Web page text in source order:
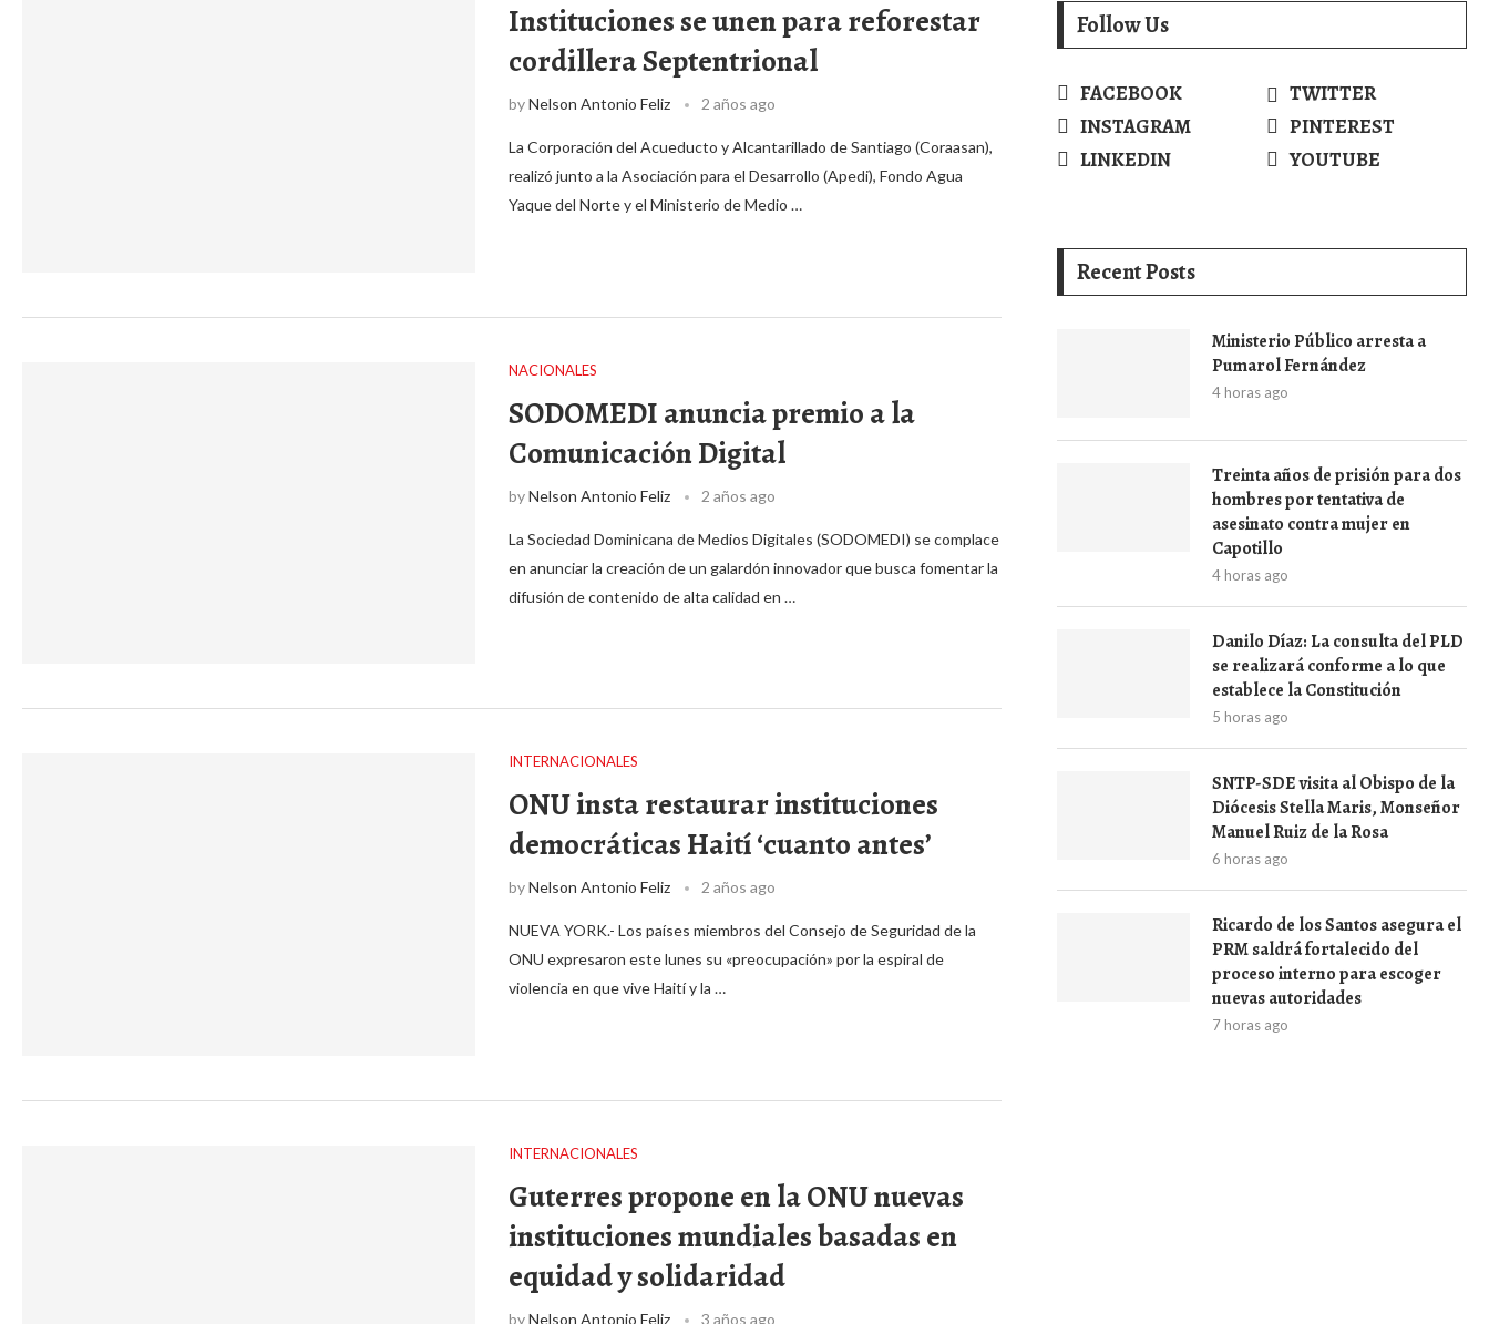
Instituciones se unen para reforestar
cordillera Septentrional
byNelson Antonio Feliz 2 años ago
La Corporación del Acueducto y Alcantarillado de Santiago (Coraasan),
realizó junto a la Asociación para el Desarrollo (Apedi), Fondo Agua
Yaque del Norte y el Ministerio de Medio …
NACIONALES
SODOMEDI anuncia premio a la
Comunicación Digital
byNelson Antonio Feliz 2 años ago
La Sociedad Dominicana de Medios Digitales (SODOMEDI) se complace
en anunciar la creación de un galardón innovador que busca fomentar la
difusión de contenido de alta calidad en …
INTERNACIONALES
ONU insta restaurar instituciones
democráticas Haití ‘cuanto antes’
byNelson Antonio Feliz 2 años ago
NUEVA YORK.- Los países miembros del Consejo de Seguridad de la
ONU expresaron este lunes su «preocupación» por la espiral de
violencia en que vive Haití y la …
INTERNACIONALES
Guterres propone en la ONU nuevas
instituciones mundiales basadas en
equidad y solidaridad
byNelson Antonio Feliz 3 años ago
Follow Us
FACEBOOK
TWITTER
INSTAGRAM
PINTEREST
LINKEDIN
YOUTUBE
Recent Posts
Ministerio Público arresta a
Pumarol Fernández
4 horas ago
Treinta años de prisión para dos
hombres por tentativa de
asesinato contra mujer en
Capotillo
4 horas ago
Danilo Díaz: La consulta del PLD
se realizará conforme a lo que
establece la Constitución
5 horas ago
SNTP-SDE visita al Obispo de la
Diócesis Stella Maris, Monseñor
Manuel Ruiz de la Rosa
6 horas ago
Ricardo de los Santos asegura el
PRM saldrá fortalecido del
proceso interno para escoger
nuevas autoridades
7 horas ago